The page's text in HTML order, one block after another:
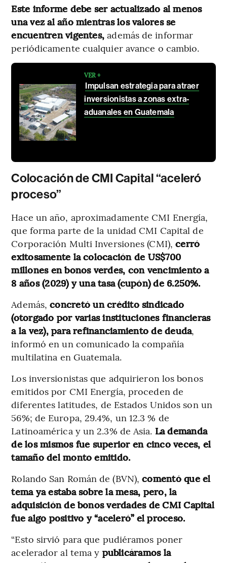
Este informe debe ser actualizado al menos
una vez al año mientras los valores se
encuentren vigentes, además de informar
periódicamente cualquier avance o cambio.
VER +
Impulsan estrategia para atraer
inversionistas a zonas extra-
aduanales en Guatemala
Colocación de CMI Capital “aceleró
proceso”
Hace un año, aproximadamente CMI Energía,
que forma parte de la unidad CMI Capital de
Corporación Multi Inversiones (CMI),cerró
exitosamente la colocación de US$700
millones en bonos verdes, con vencimiento a
8 años (2029) y una tasa (cupón) de 6.250%.
Además,concretó un crédito sindicado
(otorgado por varias instituciones financieras
a la vez), para refinanciamiento de deuda,
informó en un comunicado la compañía
multilatina en Guatemala.
Los inversionistas que adquirieron los bonos
emitidos por CMI Energía, proceden de
diferentes latitudes, de Estados Unidos son un
56%; de Europa, 29.4%, un 12.3 % de
Latinoamérica y un 2.3% de Asia. La demanda
de los mismos fue superior en cinco veces, el
tamaño del monto emitido.
Rolando San Román de (BVN),comentó que el
tema ya estaba sobre la mesa, pero, la
adquisición de bonos verdades de CMI Capital
fue algo positivo y “aceleró” el proceso.
“Esto sirvió para que pudiéramos poner
acelerador al tema y publicáramos la